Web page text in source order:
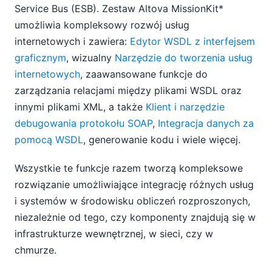
Service Bus (ESB). Zestaw Altova MissionKit*
umożliwia kompleksowy rozwój usług
internetowych i zawiera: Edytor WSDL z interfejsem
graficznym, wizualny Narzędzie do tworzenia usług
internetowych, zaawansowane funkcje do
zarządzania relacjami między plikami WSDL oraz
innymi plikami XML, a także Klient i narzędzie
debugowania protokołu SOAP, Integracja danych za
pomocą WSDL, generowanie kodu i wiele więcej.
Wszystkie te funkcje razem tworzą kompleksowe
rozwiązanie umożliwiające integrację różnych usług
i systemów w środowisku obliczeń rozproszonych,
niezależnie od tego, czy komponenty znajdują się w
infrastrukturze wewnętrznej, w sieci, czy w
chmurze.